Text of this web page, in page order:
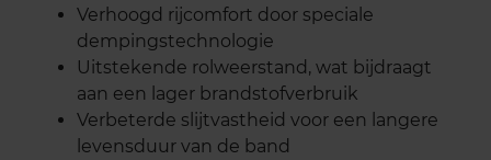
Verhoogd rijcomfort door speciale
dempingstechnologie
Uitstekende rolweerstand, wat bijdraagt
aan een lager brandstofverbruik
Verbeterde slijtvastheid voor een langere
levensduur van de band